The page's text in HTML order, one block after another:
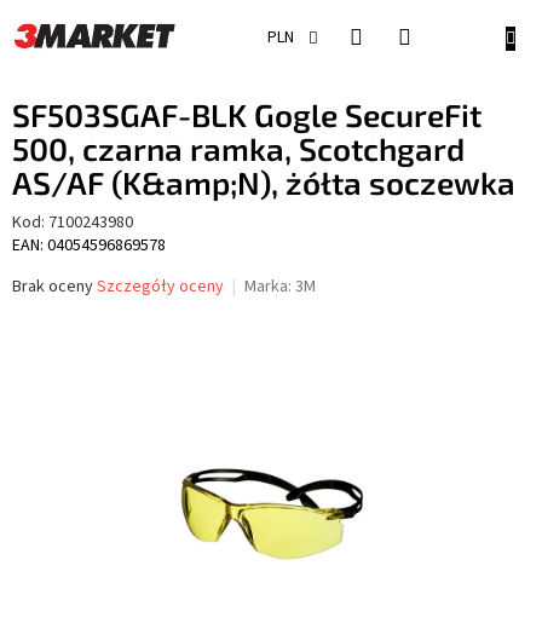
do
treści
PLN
SF503SGAF-BLK Gogle SecureFit
500, czarna ramka, Scotchgard
AS/AF (K&amp;N), żółta soczewka
Kod: 7100243980
EAN: 04054596869578
Średnia
Brak ocenySzczegóły oceny Marka: 3M